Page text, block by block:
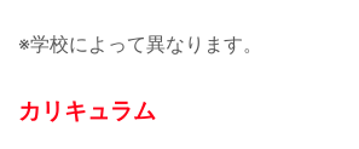
※学校によって異なります。
カリキュラム